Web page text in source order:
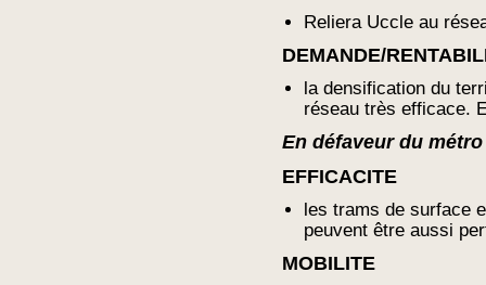
Reliera Uccle au
DEMANDE/
la densification du
réseau très efficace.
En défaveur du
EFFICACITE
les trams de surface
peuvent être aussi
MOBILITE